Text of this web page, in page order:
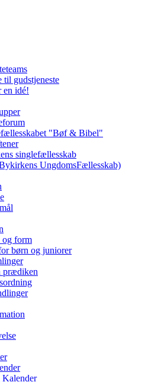
gudstjeneste
en idé!
"Bøf & Bibel"
singlefællesskab
UngdomsFællesskab)
form
børn og juniorer
prædiken